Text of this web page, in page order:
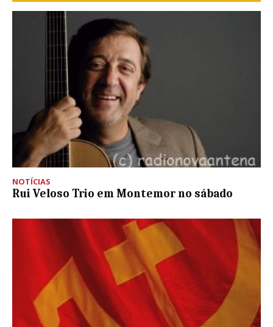
NOTÍCIAS
Rui Veloso Trio em Montemor no sábado